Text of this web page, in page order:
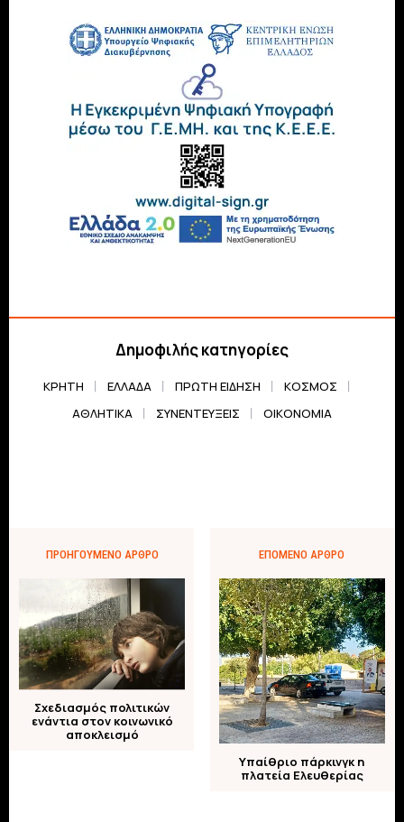
Δημοφιλής κατηγορίες
ΚΡΗΤΗ ΕΛΛΆΔΑ ΠΡΏΤΗ ΕΊΔΗΣΗ
ΚΌΣΜΟΣ
ΑΘΛΗΤΙΚΆ
ΣΥΝΕΝΤΕΎΞΕΙΣ ΟΙΚΟΝΟΜΊΑ
ΠΡΟΗΓΟΎΜΕΝΟ ΆΡΘΡΟ
Σχεδιασμός πολιτικών
ενάντια στον κοινωνικό
αποκλεισμό
ΕΠΌΜΕΝΟ ΆΡΘΡΟ
Υπαίθριο πάρκινγκ η
πλατεία Ελευθερίας